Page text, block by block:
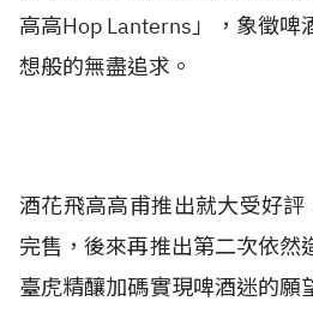
高高Hop Lanterns」，象徵啤
想般的無盡追求。
酒花飛高高甫推出就大受好
完售，後來再推出第二次依然
臺虎精釀加碼實現啤酒迷的願